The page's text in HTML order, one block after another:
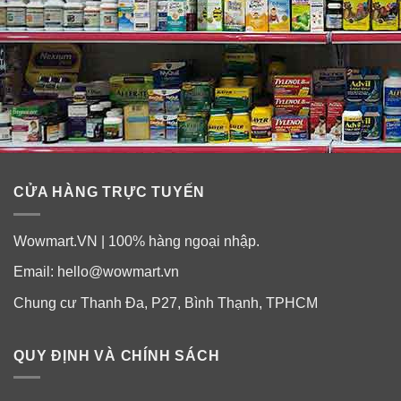
CỬA HÀNG TRỰC TUYẾN
Wowmart.VN | 100% hàng ngoại nhập.
Email: hello@wowmart.vn
Chung cư Thanh Đa, P27, Bình Thạnh, TPHCM
QUY ĐỊNH VÀ CHÍNH SÁCH